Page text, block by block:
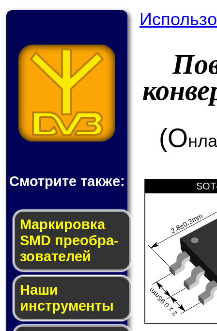
Смотрите также:
Мар­ки­ров­ка
SMD пре­об­ра­
зо­ва­те­лей
Наши
инструменты
(О
2.8±0.3mm
2 x 0.95mm